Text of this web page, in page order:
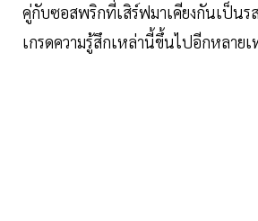
คู่กับซอสพริกที่เสิร์ฟมาเคียงกันเป็นร
เกรดความรู้สึกเหล่านี้ขึ้นไปอีกหลายเ